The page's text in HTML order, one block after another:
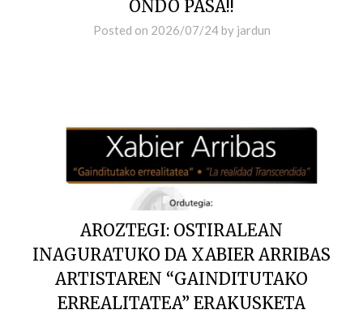
ONDO PASA!!
Posted on 2026/07/24by jardun
AROZTEGI: OSTIRALEAN
INAGURATUKO DA XABIER ARRIBAS
ARTISTAREN “GAINDITUTAKO
ERREALITATEA” ERAKUSKETA